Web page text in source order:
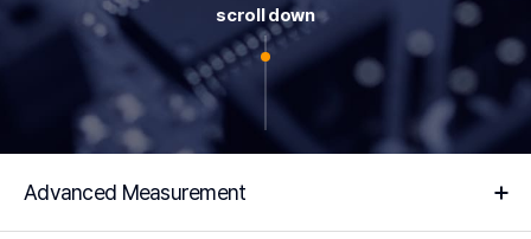
scroll down
Advanced Measurement